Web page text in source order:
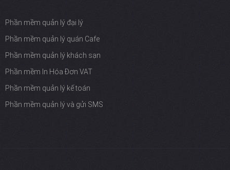
Phần mềm quản lý đại lý
Phần mềm quản lý quán Cafe
Phần mềm quản lý khách sạn
Phần mềm In Hóa Đơn VAT
Phần mềm quản lý kế toán
Phần mềm quản lý và gửi SMS